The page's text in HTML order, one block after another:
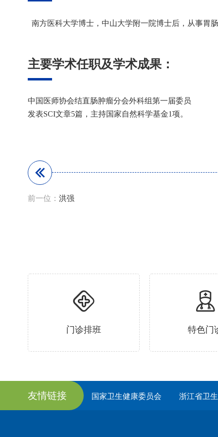
南方医科大学博士，中山大学附一院博士后，从事胃
主要学术任职及学术成果：
中国医师协会结直肠肿瘤分会外科组第一届委员
发表SCI文章5篇，主持国家自然科学基金1项。
前一位： 洪强
门诊排班 特色门
友情链接 国家卫生健康委员会 浙江省卫